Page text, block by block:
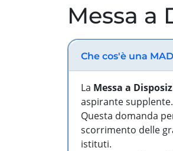
Messa a
Che cos'è una
La Messa a
aspirante supplente.
Questa domanda
scorrimento delle
istituti.